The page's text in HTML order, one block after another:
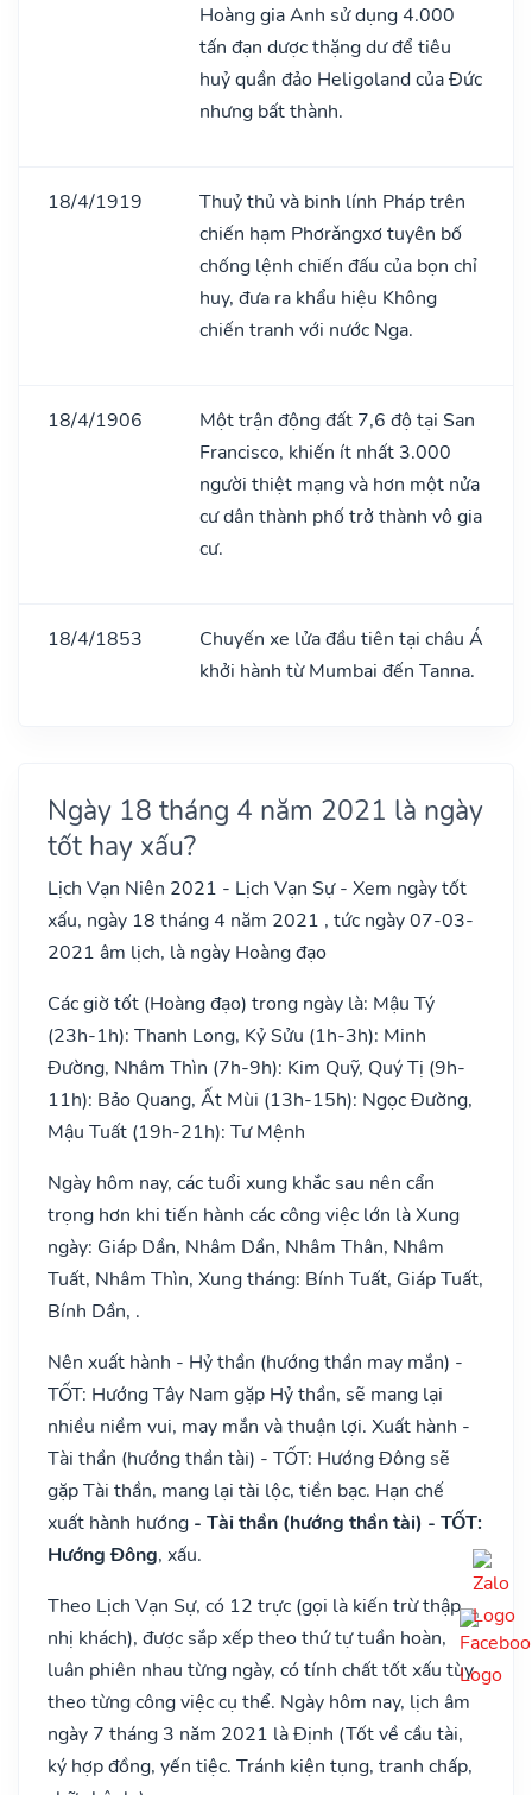
Hoàng gia Anh sử dụng 4.000
tấn đạn dược thặng dư để tiêu
huỷ quần đảo Heligoland của Đức
nhưng bất thành.
18/4/1919
Thuỷ thủ và binh lính Pháp trên
chiến hạm Phơrǎngxơ tuyên bố
chống lệnh chiến đấu của bọn chỉ
huy, đưa ra khẩu hiệu Không
chiến tranh với nước Nga.
18/4/1906
Một trận động đất 7,6 độ tại San
Francisco, khiến ít nhất 3.000
người thiệt mạng và hơn một nửa
cư dân thành phố trở thành vô gia
cư.
18/4/1853
Chuyến xe lửa đầu tiên tại châu Á
khởi hành từ Mumbai đến Tanna.
Ngày 18 tháng 4 năm 2021 là ngày
tốt hay xấu?
Lịch Vạn Niên 2021 - Lịch Vạn Sự - Xem ngày tốt
xấu, ngày 18 tháng 4 năm 2021 , tức ngày 07-03-
2021 âm lịch, là ngày Hoàng đạo
Các giờ tốt (Hoàng đạo) trong ngày là: Mậu Tý
(23h-1h): Thanh Long, Kỷ Sửu (1h-3h): Minh
Đường, Nhâm Thìn (7h-9h): Kim Quỹ, Quý Tị (9h-
11h): Bảo Quang, Ất Mùi (13h-15h): Ngọc Đường,
Mậu Tuất (19h-21h): Tư Mệnh
Ngày hôm nay, các tuổi xung khắc sau nên cẩn
trọng hơn khi tiến hành các công việc lớn là Xung
ngày: Giáp Dần, Nhâm Dần, Nhâm Thân, Nhâm
Tuất, Nhâm Thìn, Xung tháng: Bính Tuất, Giáp Tuất,
Bính Dần, .
Nên xuất hành - Hỷ thần (hướng thần may mắn) -
TỐT: Hướng Tây Nam gặp Hỷ thần, sẽ mang lại
nhiều niềm vui, may mắn và thuận lợi. Xuất hành -
Tài thần (hướng thần tài) - TỐT: Hướng Đông sẽ
gặp Tài thần, mang lại tài lộc, tiền bạc. Hạn chế
xuất hành hướng - Tài thần (hướng thần tài) - TỐT:
Hướng Đông, xấu.
Theo Lịch Vạn Sự, có 12 trực (gọi là kiến trừ thập
nhị khách), được sắp xếp theo thứ tự tuần hoàn,
luân phiên nhau từng ngày, có tính chất tốt xấu tùy
theo từng công việc cụ thể. Ngày hôm nay, lịch âm
ngày 7 tháng 3 năm 2021 là Định (Tốt về cầu tài,
ký hợp đồng, yến tiệc. Tránh kiện tụng, tranh chấp,